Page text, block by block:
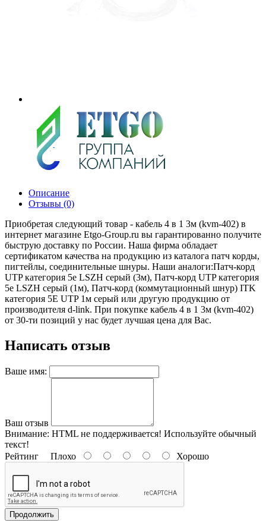
Описание
Отзывы (0)
Приобретая следующий товар - кабель 4 в 1 3м (kvm-402) в
интернет магазине Etgo-Group.ru вы гарантированно получите
быструю доставку по России. Наша фирма обладает
сертификатом качества на продукцию из каталога патч корды,
пигтейлы, соединительные шнуры. Наши аналоги:Патч-корд
UTP категория 5e LSZH серый (3м), Патч-корд UTP категория
5e LSZH серый (1м), Патч-корд (коммутационный шнур) ITK
категория 5Е UTP 1м серый или другую продукцию от
производителя d-link. При покупке кабель 4 в 1 3м (kvm-402)
от 30-ти позиций у нас будет лучшая цена для Вас.
Написать отзыв
Ваше имя:
Ваш отзыв
Внимание: HTML не поддерживается! Используйте обычный
текст!
Рейтинг Плохо Хорошо
Продолжить